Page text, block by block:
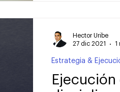
Estrategia &
Hector Uribe
27 dic 2021
1